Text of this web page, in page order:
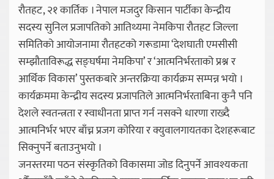
रौतहट, २१ कार्तिक । नेपाल मजदुर किसान पार्टीका केन्द्रीय
सदस्य सुनिल प्रजापतिको आतिथ्यमा नेमकिपा रौतहट जिल्ला
समितिको आयोजनामा रौतहटको गरूडामा ‘देशघाती एमसीसी
सम्झौताविरूद्ध सङ्घर्षमा नेमकिपा’ र ‘आत्मनिर्भरताको प्रश्न र
आर्थिक विकास’ पुस्तकबारे अन्तरक्रिया कार्यक्रम सम्पन्न भयो ।
कार्यक्रममा केन्द्रीय सदस्य प्रजापतिले आत्मनिर्भरताबिना कुनै पनि
देशले स्वतन्त्रता र स्वाधीनता प्राप्त गर्न नसक्ने धारणा राख्दै
आत्मनिर्भर भएर बाँच्न प्रजग कोरिया र क्युवालगायतका देशहरूबाट
सिक्नुपर्ने बताउनुभयो ।
जनस्तरमा पठन संस्कृतिको विकासमा जोड दिनुपर्ने आवश्यकता